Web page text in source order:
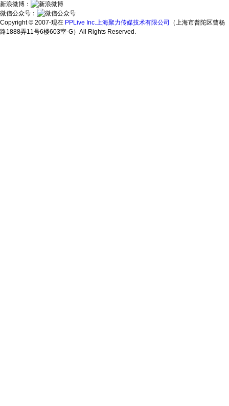
新浪微博：
微信公众号：
Copyright © 2007-现在 PPLive Inc.上海聚力传媒技术有限公司
（上海市普陀区曹杨
路1888弄11号6楼603室-G）All Rights Reserved.